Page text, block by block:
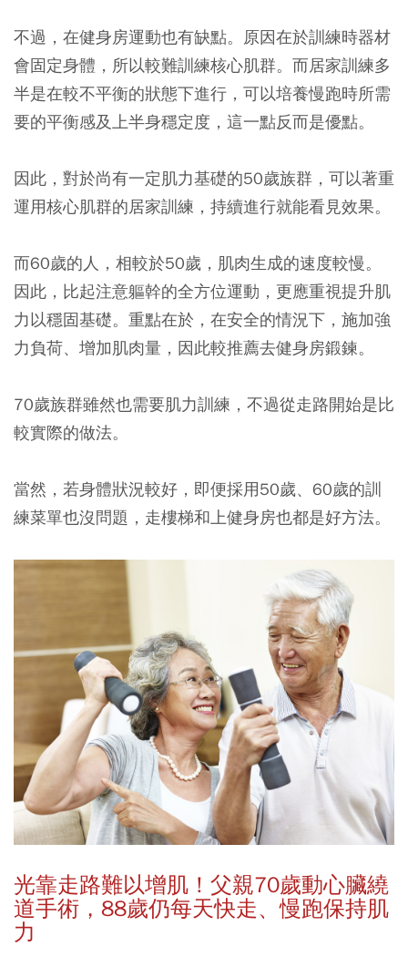
不過，在健身房運動也有缺點。原因在於訓練時器材
會固定身體，所以較難訓練核心肌群。而居家訓練多
半是在較不平衡的狀態下進行，可以培養慢跑時所需
要的平衡感及上半身穩定度，這一點反而是優點。
因此，對於尚有一定肌力基礎的50歲族群，可以著重
運用核心肌群的居家訓練，持續進行就能看見效果。
而60歲的人，相較於50歲，肌肉生成的速度較慢。
因此，比起注意軀幹的全方位運動，更應重視提升肌
力以穩固基礎。重點在於，在安全的情況下，施加強
力負荷、增加肌肉量，因此較推薦去健身房鍛鍊。
70歲族群雖然也需要肌力訓練，不過從走路開始是比
較實際的做法。
當然，若身體狀況較好，即便採用50歲、60歲的訓
練菜單也沒問題，走樓梯和上健身房也都是好方法。
光靠走路難以增肌！父親70歲動心臟繞
道手術，88歲仍每天快走、慢跑保持肌
力